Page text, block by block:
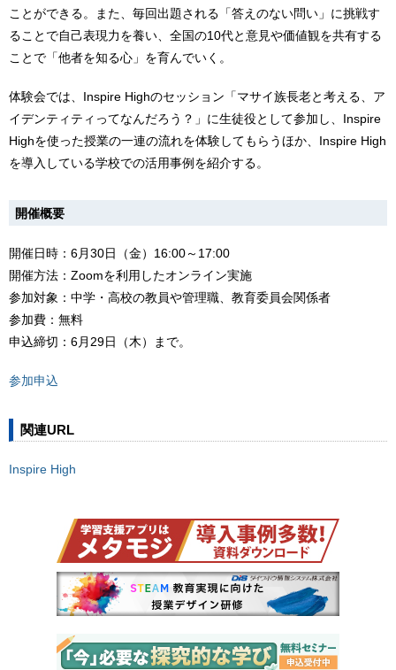
ことができる。また、毎回出題される「答えのない問い」に挑戦す
ることで自己表現力を養い、全国の10代と意見や価値観を共有する
ことで「他者を知る心」を育んでいく。
体験会では、Inspire Highのセッション「マサイ族長老と考える、ア
イデンティティってなんだろう？」に生徒役として参加し、Inspire
Highを使った授業の一連の流れを体験してもらうほか、Inspire High
を導入している学校での活用事例を紹介する。
開催概要
開催日時：6月30日（金）16:00～17:00
開催方法：Zoomを利用したオンライン実施
参加対象：中学・高校の教員や管理職、教育委員会関係者
参加費：無料
申込締切：6月29日（木）まで。
参加申込
関連URL
Inspire High